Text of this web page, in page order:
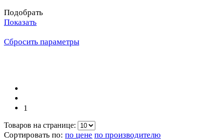
Подобрать
Показать
Сбросить параметры
1
Товаров на странице:
Сортировать по: по цене по производителю